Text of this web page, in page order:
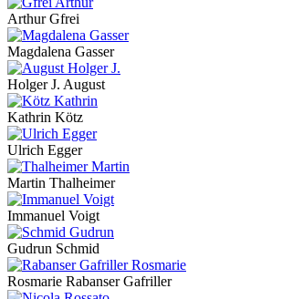
Arthur Gfrei
Magdalena Gasser
Holger J. August
Kathrin Kötz
Ulrich Egger
Martin Thalheimer
Immanuel Voigt
Gudrun Schmid
Rosmarie Rabanser Gafriller